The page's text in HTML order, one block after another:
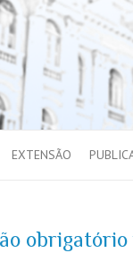
EXTENSÃO
obrigatório